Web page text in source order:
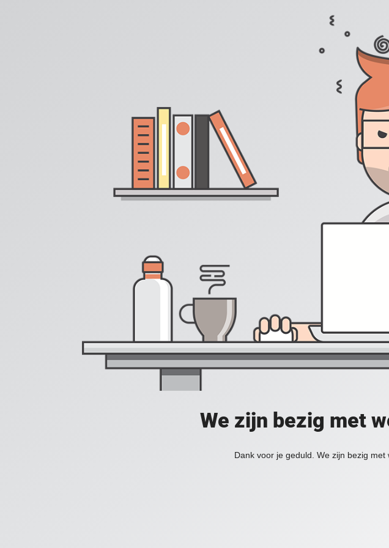
We zijn bezig met
Dank voor je geduld. We zijn bezig